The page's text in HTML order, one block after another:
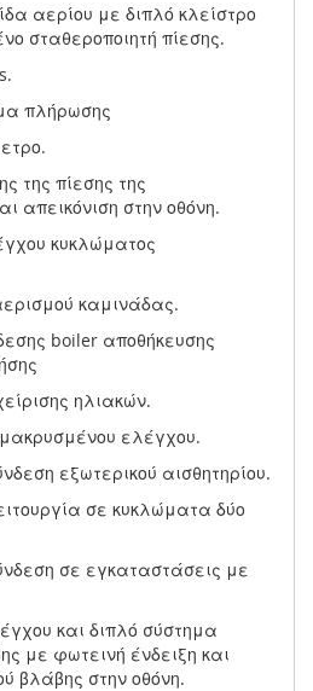
αερίου με διπλό κλείστρο
σταθεροποιητή πίεσης.
πλήρωσης
της πίεσης της
απεικόνιση στην οθόνη.
κυκλώματος
καμινάδας.
boiler αποθήκευσης
ηλιακών.
ελέγχου.
εξωτερικού αισθητηρίου.
σε κυκλώματα δύο
σε εγκαταστάσεις με
και διπλό σύστημα
με φωτεινή ένδειξη και
βλάβης στην οθόνη.